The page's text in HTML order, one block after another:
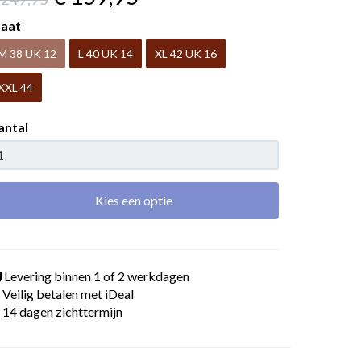
38 UK 12 L 40 UK 14 XL 42 UK 16
44
Kies een optie
Levering binnen 1 of 2 werkdagen
Veilig betalen met iDeal
14 dagen zichttermijn